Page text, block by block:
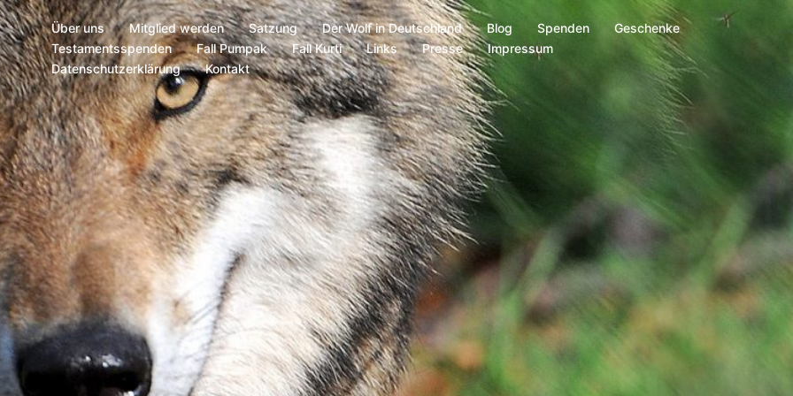
Über uns Mitglied werden Satzung Der Wolf in Deutschland Blog Spenden
Geschenke
Testamentsspenden
Fall Pumpak Fall Kurti Links Presse
Impressum
Datenschutzerklärung
Kontakt